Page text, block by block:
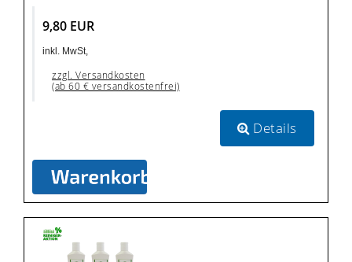
9,80 EUR
inkl. MwSt,
zzgl. Versandkosten
(ab 60 € versandkostenfrei)
Details